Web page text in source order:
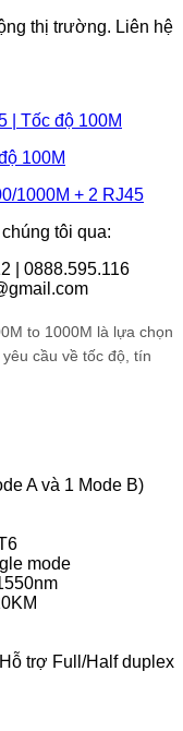
thị trường. Liên hệ
| Tốc độ 100M
100M
1000M + 2 RJ45
tôi qua:
| 0888.595.116
to 1000M là lựa chọn
cầu về tốc độ, tín
A và 1 Mode B)
mode
trợ Full/Half duplex